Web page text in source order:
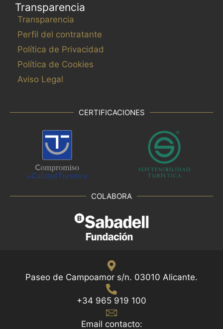
Transparencia
Transparencia
Perfil del contratante
Política de Privacidad
Política de Cookies
Aviso Legal
CERTIFICACIONES
COLABORA
Paseo de Campoamor s/n. 03010 Alicante.
+34 965 919 100
Email contacto: